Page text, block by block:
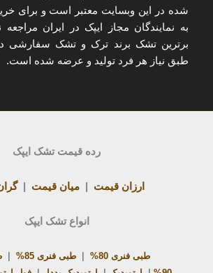
شده در این وبسایت معتبر است و برای
به نمایندگان مجاز ایپک در ایران مراجعه
برترین تشک برند ترک و تشک سفارشی
طبق نیاز هر فرد تولید و عرضه شده است.
رده قیمت تشک ایپک
ارزان قیمت میان قیمت |
انواع تشک ایپک
طبی فنری 80% طبی فنری 85%